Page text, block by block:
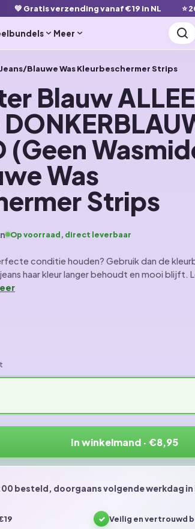
💚 Gratis verzending vanaf €19 in NL ⭐
Meer
Jeans/Blauwe Was Kleurbeschermer Strips
Blauw
(Geen
Was
Strips
Op voorraad, direct leverbaar
conditie houden? Gebruik dan de
haar kleur langer behoudt en mooi blijft.
In winkelmand · €8,95
besteld, doorgaans volgende werkdag in
✓ Veilig en vertrouwd